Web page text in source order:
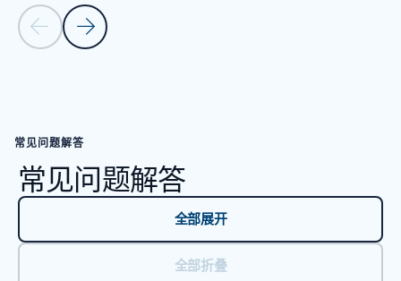
上一张幻灯片下一张幻灯片
常见问题解答
常见问题解答
全部展开
全部折叠